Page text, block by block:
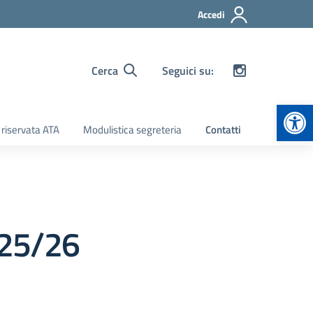
Accedi
Cerca Seguici su:
ATA Modulistica segreteria Contatti
26